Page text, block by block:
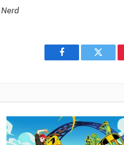
Facebook Twitter